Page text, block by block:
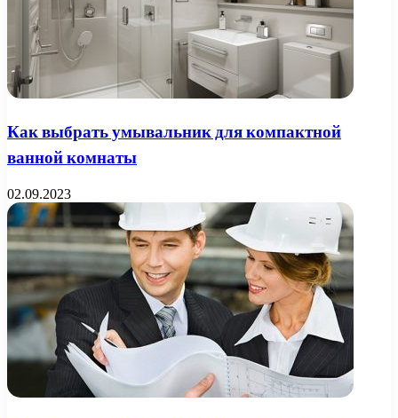
Как выбрать умывальник для компактной
ванной комнаты
02.09.2023